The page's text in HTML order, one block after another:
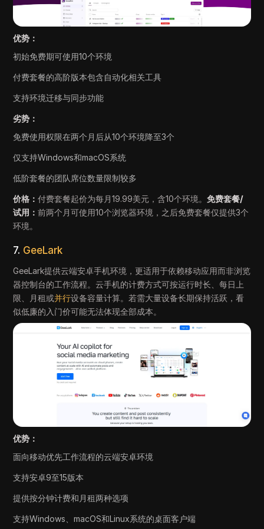
优势：
初始免费期可使用10个环境
付费套餐的高阶版本包含自动化相关工具
支持环境迁移与同步功能
劣势：
免费使用权限在两个月后从10个环境降至3个
仅支持Windows和macOS系统
低阶套餐的团队席位数量限制较多
价格：付费套餐起价为每月19.99美元，含10个环境。免费套餐/
试用：前两个月可使用10个浏览器环境，之后免费套餐仅提供3个
环境。
7. GeeLark
GeeLark提供云端安卓手机环境，更适用于依赖移动应用而非浏览
器控制台的工作流程。云手机的计费方式可按运行时长、每日上
限、月租或并行设备容量计算。若需大量设备长期保持活跃，看
似低廉的入门价可能无法体现全部成本。
优势：
面向移动优先工作流程的云端安卓环境
支持安卓9至15版本
提供按分钟计费和月租两种选项
支持Windows、macOS和Linux系统的桌面客户端